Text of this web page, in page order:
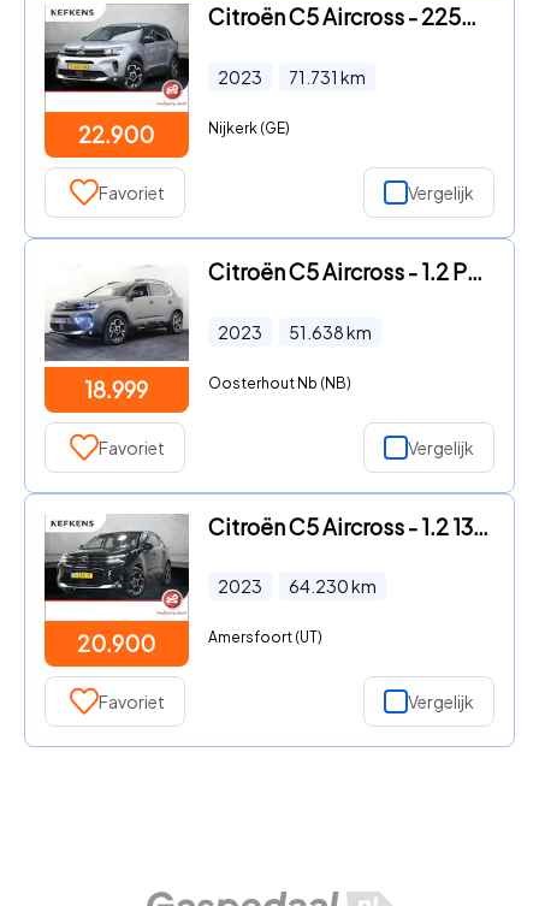
22.900
Citroën C5 Aircross - 225pk Plug-in Hybrid Feel | 1ste eigenaar | Camera | Dodehoe
2023 71.731 km
Nijkerk (GE)
Favoriet Vergelijk
18.999
Citroën C5 Aircross - 1.2 PureTech Business Plus
2023 51.638km
Oosterhout Nb (NB)
Favoriet Vergelijk
20.900
Citroën C5 Aircross - 1.2 130PK Feel | 1ste eigenaar | AppleCarPlay/AndroidAuto |
2023 64.230km
Amersfoort (UT)
Favoriet Vergelijk